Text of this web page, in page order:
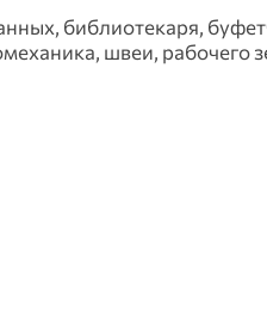
библиотекаря,
швеи, рабочего